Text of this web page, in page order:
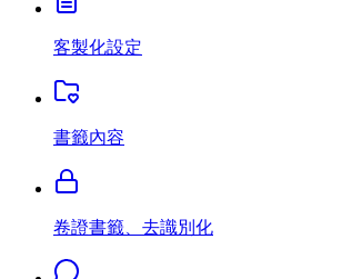
客製化設定
書籤內容
卷證書籤、去識別化